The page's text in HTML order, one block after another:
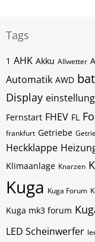
Tags
1 AHK Akku Allwetter
Automatik AWD
Display
Fernstart FHEV FL
frankfurt Getriebe
Heckklappe
Klimaanlage Knarzen
Kuga Kuga Forum
Kuga mk3 forum
LED Scheinwerfer